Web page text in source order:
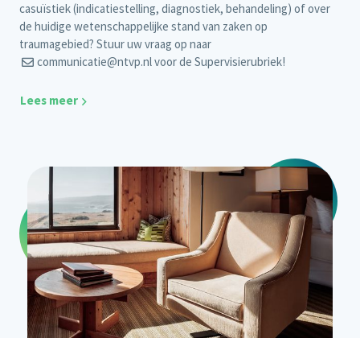
casuïstiek (indicatiestelling, diagnostiek, behandeling) of over
de huidige wetenschappelijke stand van zaken op
traumagebied? Stuur uw vraag op naar
communicatie@ntvp.nlvoor de Supervisierubriek!
Lees meer